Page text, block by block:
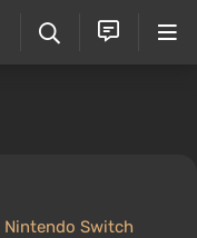
Nintendo Switch